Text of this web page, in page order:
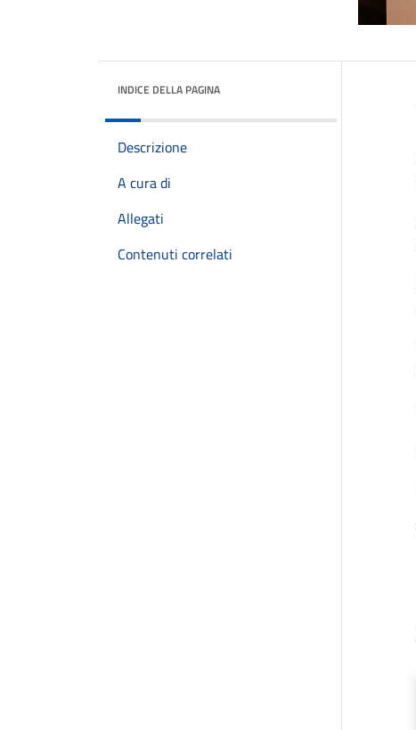
INDICE DELLA PAGINA
Descrizione
A cura di
Allegati
Contenuti correlati